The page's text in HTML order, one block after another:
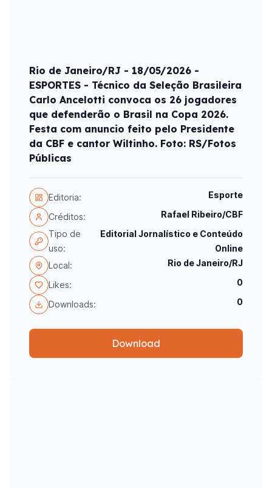
Rio de Janeiro/RJ - 18/05/2026 -
ESPORTES - Técnico da Seleção Brasileira
Carlo Ancelotti convoca os 26 jogadores
que defenderão o Brasil na Copa 2026.
Festa com anuncio feito pelo Presidente
da CBF e cantor Wiltinho. Foto: RS/Fotos
Públicas
Editoria: Esporte
Créditos:
Rafael Ribeiro/CBF
Tipo de
uso:
Editorial Jornalístico e Conteúdo
Online
Local:
Rio de Janeiro/RJ
Likes: 0
Downloads: 0
Download